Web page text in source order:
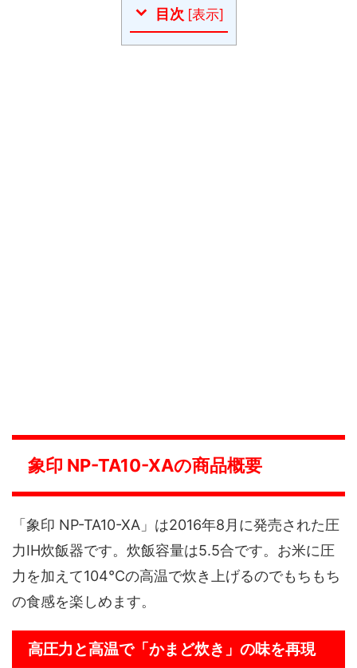
目次 [表示]
象印 NP-TA10-XAの商品概要
「象印 NP-TA10-XA」は2016年8月に発売された圧
力IH炊飯器です。炊飯容量は5.5合です。お米に圧
力を加えて104℃の高温で炊き上げるのでもちもち
の食感を楽しめます。
高圧力と高温で「かまど炊き」の味を再現